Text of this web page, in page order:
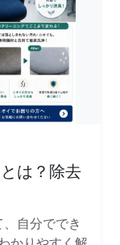
は？除去
自分ででき